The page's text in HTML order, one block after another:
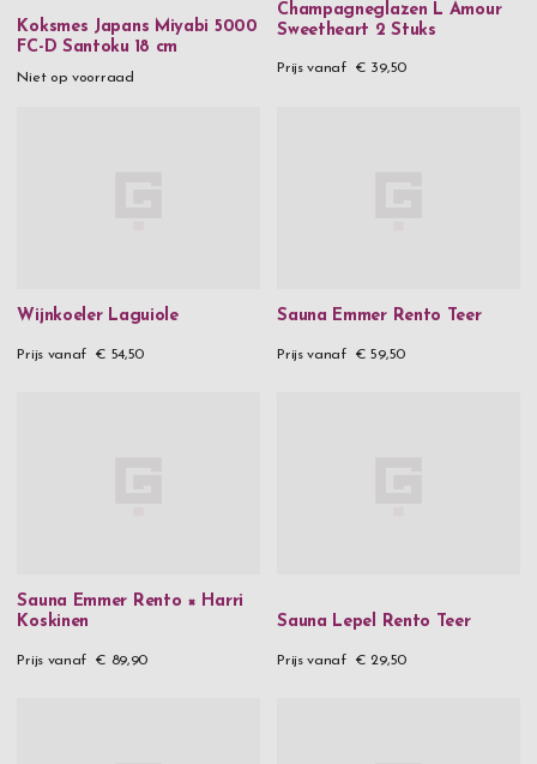
Koksmes Japans Miyabi 5000
FC-D Santoku 18 cm
Niet op voorraad
Champagneglazen L Amour
Sweetheart 2 Stuks
Prijs vanaf € 39,50
Wijnkoeler Laguiole
Prijs vanaf € 54,50
Sauna Emmer Rento Teer
Prijs vanaf € 59,50
Sauna Emmer Rento × Harri
Koskinen
Prijs vanaf € 89,90
Sauna Lepel Rento Teer
Prijs vanaf € 29,50